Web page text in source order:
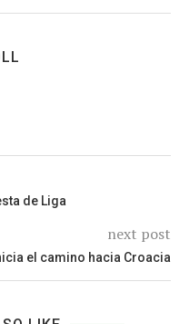
de Liga
next post
el camino hacia Croacia